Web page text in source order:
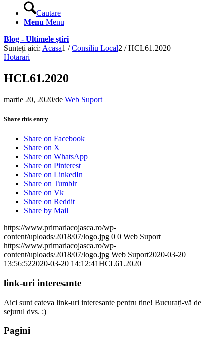
Cautare
Menu Menu
Blog - Ultimele știri
Sunteți aici: Acasa1 / Consiliu Local2 / HCL61.2020
Hotarari
HCL61.2020
martie 20, 2020/de Web Suport
Share this entry
Share on Facebook
Share on X
Share on WhatsApp
Share on Pinterest
Share on LinkedIn
Share on Tumblr
Share on Vk
Share on Reddit
Share by Mail
https://www.primariacojasca.ro/wp-
content/uploads/2018/07/logo.jpg 0 0 Web Suport
https://www.primariacojasca.ro/wp-
content/uploads/2018/07/logo.jpg Web Suport2020-03-20
13:56:522020-03-20 14:12:41HCL61.2020
link-uri interesante
Aici sunt cateva link-uri interesante pentru tine! Bucurați-vă de
sejurul dvs. :)
Pagini